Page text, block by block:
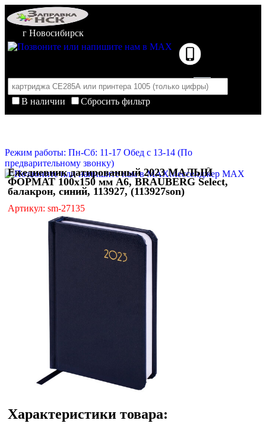
г Новосибирск
В наличии
Сбросить фильтр
Корзина пуста
Режим работы: Пн-Сб: 11-17 Обед с 13-14 (По
предварительному звонку)
Мессенджер MAX
Ежедневник датированный 2023 МАЛЫЙ
ФОРМАТ 100х150 мм А6, BRAUBERG Select,
балакрон, синий, 113927, (113927son)
Артикул: sm-27135
Характеристики товара: